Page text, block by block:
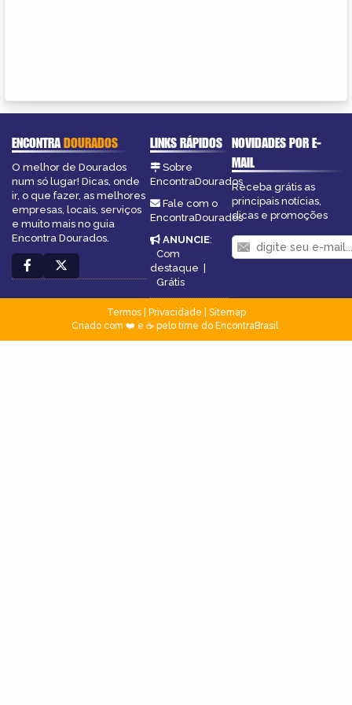
ENCONTRADOURADOS
O melhor de Dourados
num só lugar! Dicas, onde
ir, o que fazer, as melhores
empresas, locais, serviços
e muito mais no guia
Encontra Dourados.
LINKS RÁPIDOS
Sobre
EncontraDourados
Fale com o
EncontraDourados
ANUNCIE:
Com
destaque |
Grátis
NOVIDADES POR E-
MAIL
Receba grátis as
principais notícias,
dicas e promoções
Termos| Privacidade
Sitemap
Criado com ❤️ e ☕ pelo time do EncontraBrasil